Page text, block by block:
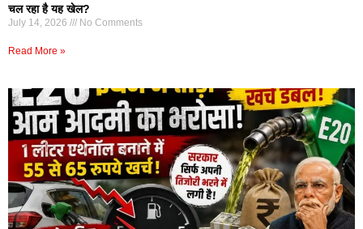
चल रहा है यह खेल?
July 14, 2026 No Comments
Read More »